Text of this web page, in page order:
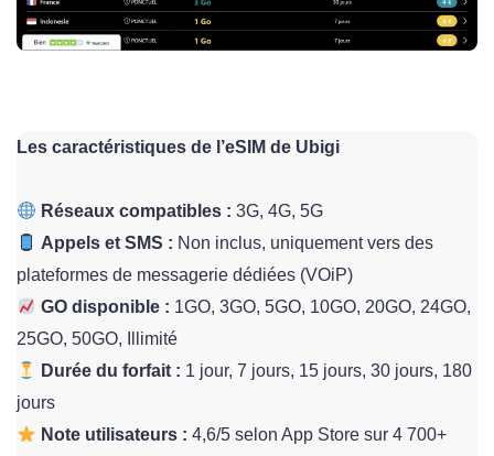
Les caractéristiques de l’eSIM de Ubigi
Réseaux compatibles : 3G, 4G, 5G
Appels et SMS : Non inclus, uniquement vers des
plateformes de messagerie dédiées (VOiP)
GO disponible : 1GO, 3GO, 5GO, 10GO, 20GO, 24GO,
25GO, 50GO, Illimité
Durée du forfait : 1 jour, 7 jours, 15 jours, 30 jours, 180
jours
Note utilisateurs : 4,6/5 selon App Store sur 4 700+